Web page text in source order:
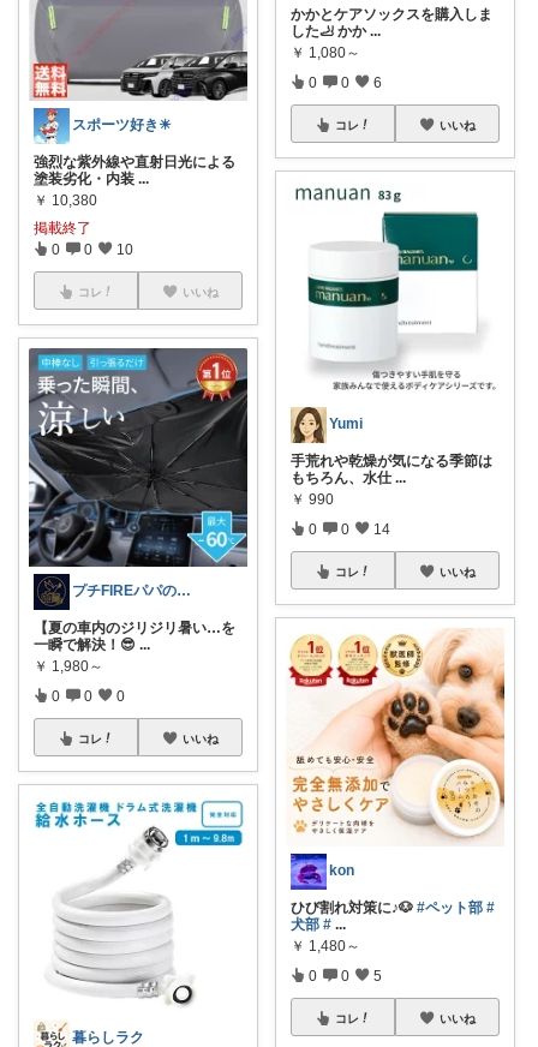
スポーツ好き☀
強烈な紫外線や直射日光による
塗装劣化・内装 ...
￥ 10,380
掲載終了
0 0 10
コレ いいね
プチFIREパパの厳選アイテム
【夏の車内のジリジリ暑い…を
一瞬で解決！😎 ...
￥ 1,980～
0 0 0
コレ いいね
暮らしラク
かかとケアソックスを購入しま
した🦶 かか ...
￥ 1,080～
0 0 6
コレ いいね
Yumi
手荒れや乾燥が気になる季節は
もちろん、水仕 ...
￥ 990
0 0 14
コレ いいね
kon
ひび割れ対策に♪🐶 #ペット部 #
犬部 # ...
￥ 1,480～
0 0 5
コレ いいね